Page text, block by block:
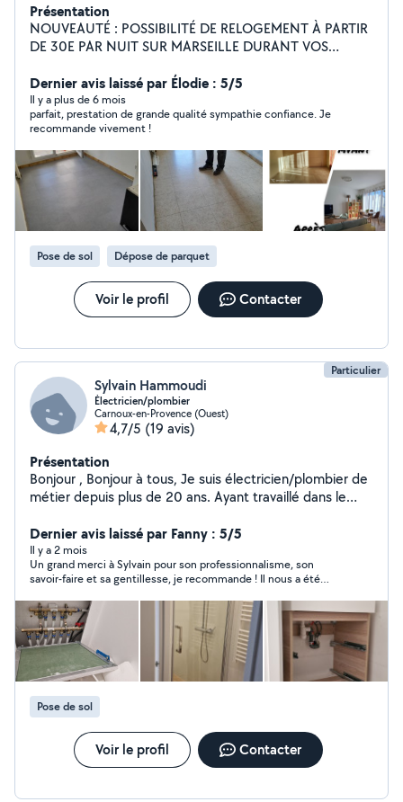
Présentation
NOUVEAUTÉ : POSSIBILITÉ DE RELOGEMENT À PARTIR
DE 30E PAR NUIT SUR MARSEILLE DURANT VOS
200 COMMENTAIRES) PLUS D'INFOS EN PV. Bonjour je
m'appelle Anthony, je suis auto entrepreneur depuis plus
de 5ans spécialisé dans la peinture (peintre de métier.)
néanmoins je peux me charger également de tous vos
travaux de second oeuvre ( plâtrerie, depose de sol,
etc...) Je me ferais un plaisir de répondre à vos besoins
avec rapidité et efficacité. Je propose également la
création de meubles sur mesures ainsi que des
créations originales lumineuses (meuble tv, plafond
étoilé..) Pour toutes questions n'hésitez pas à me
contacter.
Dernier avis laissé par Élodie : 5/5
Il y a plus de 6 mois
parfait, prestation de grande qualité sympathie confiance. Je
recommande vivement !
Pose de sol Dépose de parquet
Voir le profil Contacter
Particulier
Sylvain Hammoudi
Électricien/plombier
Carnoux-en-Provence (Ouest)
4,7/5 (19 avis)
Présentation
Bonjour , Bonjour à tous, Je suis électricien/plombier de
métier depuis plus de 20 ans. Ayant travaillé dans le
approfondie dans les autres corps de métier tel que la
petite maçonnerie, le plaque, pose de cuisine etc...
Voilà pour ma présentation. A+++
Dernier avis laissé par Fanny : 5/5
Il y a 2 mois
Un grand merci à Sylvain pour son professionnalisme, son
savoir-faire et sa gentillesse, je recommande ! Il nous a été
Pose de sol
Voir le profil Contacter